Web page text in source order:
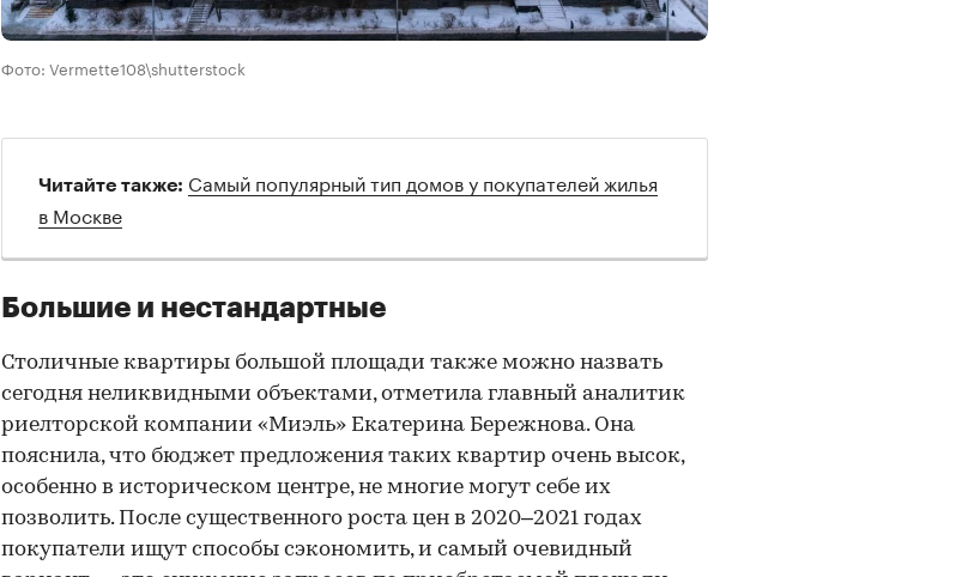
Фото: Vermette108\shutterstock
Читайте также: Самый популярный тип домов у покупателей жилья
в Москве
Большие и нестандартные
Столичные квартиры большой площади также можно назвать
сегодня неликвидными объектами, отметила главный аналитик
риелторской компании «Миэль» Екатерина Бережнова. Она
пояснила, что бюджет предложения таких квартир очень высок,
особенно в историческом центре, не многие могут себе их
позволить. После существенного роста цен в 2020–2021 годах
покупатели ищут способы сэкономить, и самый очевидный